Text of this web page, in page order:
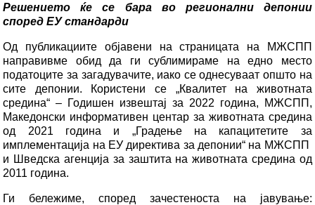
Решението ќе се бара во регионални депонии
според ЕУ стандарди
Од публикациите објавени на страницата на МЖСПП
направивме обид да ги сублимираме на едно место
податоците за загадувачите, иако се однесуваат општо на
сите депонии. Користени се „Квалитет на животната
средина“ – Годишен извештај за 2022 година, МЖСПП,
Македонски информативен центар за животната средина
од 2021 година и „Градење на капацитетите за
имплементација на ЕУ директива за депонии“ на МЖСПП
и Шведска агенција за заштита на животната средина од
2011 година.
Ги бележиме, според зачестеноста на јавување: